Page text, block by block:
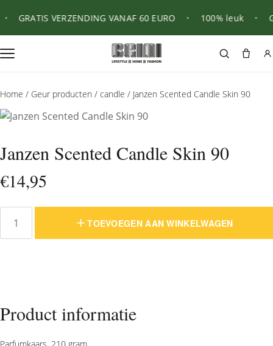
GRATIS VERZENDING VANAF 60 EURO 100% leuk
Home / Geur producten / candle / Janzen Scented Candle Skin 90
Janzen Scented Candle Skin 90
€14,95
Janzen
TOEVOEGEN AAN WINKELWAGEN
Product informatie